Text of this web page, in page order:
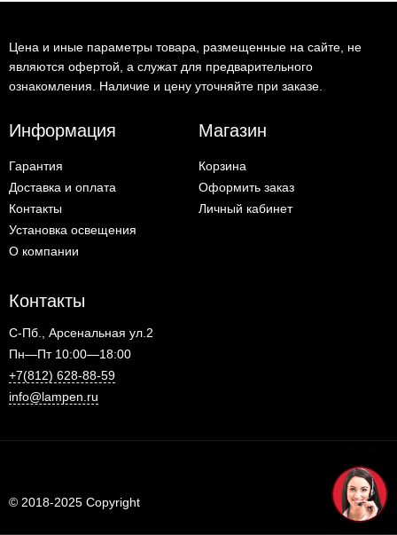
Цена и иные параметры товара, размещенные на сайте, не
являются офертой, а служат для предварительного
ознакомления. Наличие и цену уточняйте при заказе.
Информация
Гарантия
Доставка и оплата
Контакты
Установка освещения
О компании
Магазин
Корзина
Оформить заказ
Личный кабинет
Контакты
С-Пб., Арсенальная ул.2
Пн—Пт 10:00—18:00
+7(812) 628-88-59
info@lampen.ru
© 2018-2025 Copyright